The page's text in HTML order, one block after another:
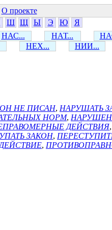
О проекте
Ш Щ Ы Э Ю
Я
НАС... НАТ...
НЕХ... НИИ...
НЕ ПИСАН, НАРУШАТЬ
НОРМ,
ДЕЙСТВИЯ,
ЗАКОН,
,